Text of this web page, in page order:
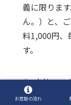
義に限りま
ん。）と、
料1,000円、
す。
支払いの
お荷物到
お買取の流れ